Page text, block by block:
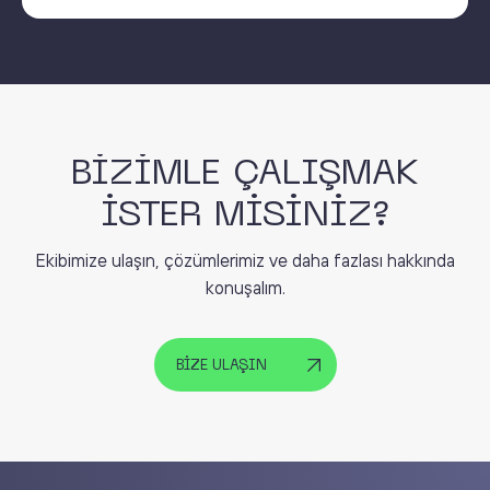
BİZİMLE ÇALIŞMAK
İSTER MİSİNİZ?
Ekibimize ulaşın, çözümlerimiz ve daha fazlası hakkında
konuşalım.
BİZE ULAŞIN